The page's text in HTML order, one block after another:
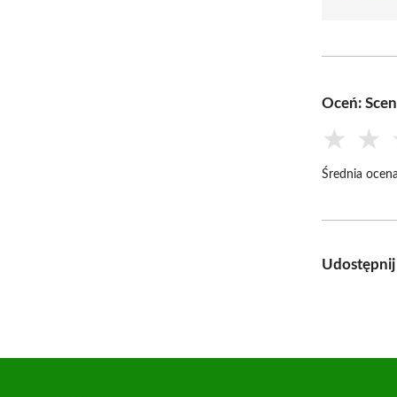
Oceń:
★ ★
Średnia
Udostępnij